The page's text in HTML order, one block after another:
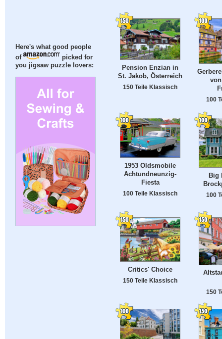
Here's what good people
of
picked for
you jigsaw puzzle lovers:
Pension Enzian in
St. Jakob, Österreich
150 Teile Klassisch
100
1953 Oldsmobile
Achtundneunzig-
Fiesta
100 Teile Klassisch
Big
100
Critics' Choice
150 Teile Klassisch
150